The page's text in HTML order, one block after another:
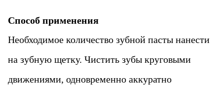
Способ применения
Необходимое количество зубной пасты нанести
на зубную щетку. Чистить зубы круговыми
движениями, одновременно аккуратно